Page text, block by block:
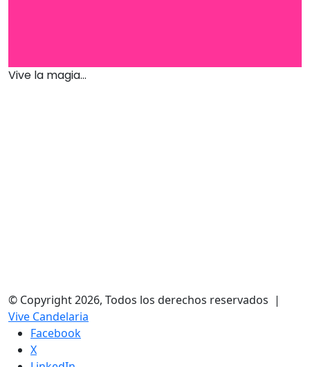
Vive la magia...
© Copyright 2026, Todos los derechos reservados |
Vive Candelaria
Facebook
X